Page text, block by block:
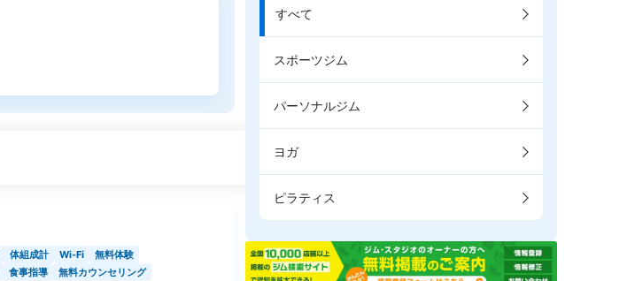
体組成計 Wi-Fi
無料体験
食事指導 無料カウンセリング
すべて
スポーツジム
パーソナルジム
ヨガ
ピラティス